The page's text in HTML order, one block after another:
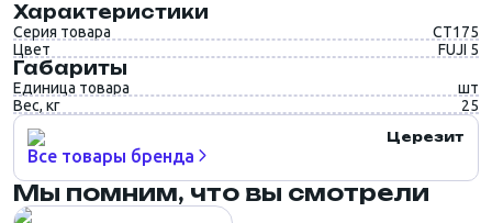
Характеристики
Серия товара
CT175
Цвет
FUJI 5
Габариты
Единица товара
шт
Вес, кг
25
Церезит
Все товары бренда
Мы помним, что вы смотрели